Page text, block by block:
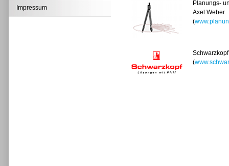
Impressum
Planungs-
Axel Weber
(
(